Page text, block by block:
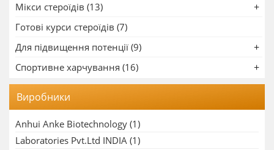
Мікси стероїдів (13)
Готові курси стероїдів (7)
Для підвищення потенції (9)
Спортивне харчування (16)
Виробники
Anhui Anke Biotechnology (1)
Laboratories Pvt.Ltd INDIA (1)